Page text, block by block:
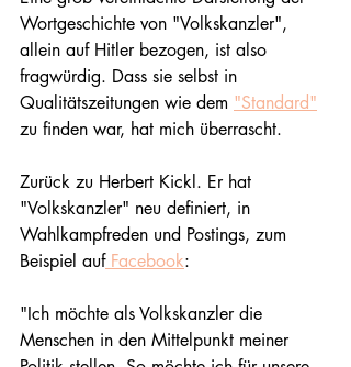
Wortgeschichte von "Volkskanzler",
allein auf Hitler bezogen, ist also
fragwürdig. Dass sie selbst in
Qualitätszeitungen wie dem "Standard"
zu finden war, hat mich überrascht.
Zurück zu Herbert Kickl. Er hat
"Volkskanzler" neu definiert, in
Wahlkampfreden und Postings, zum
Beispiel auf Facebook:
"Ich möchte als Volkskanzler die
Menschen in den Mittelpunkt meiner